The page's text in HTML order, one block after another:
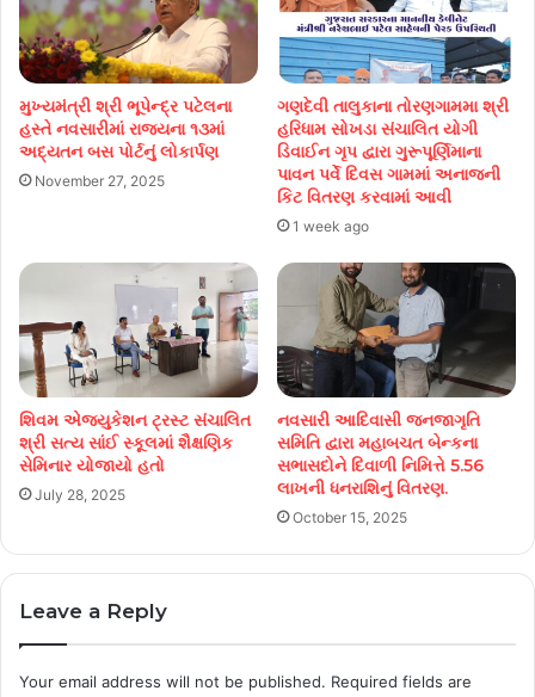
મુખ્યમંત્રી શ્રી ભૂપેન્દ્ર પટેલના
હસ્તે નવસારીમાં રાજ્યના ૧૩માં
અદ્યતન બસ પોર્ટનું લોકાર્પણ
November 27, 2025
ગણદેવી તાલુકાના તોરણગામમા શ્રી
હરિધામ સોખડા સંચાલિત યોગી
ડિવાઈન ગૃપ દ્વારા ગુરૂપૂર્ણિમાના
પાવન પર્વે દિવસ ગામમાં અનાજની
કિટ વિતરણ કરવામાં આવી
1 week ago
શિવમ એજ્યુકેશન ટ્રસ્ટ સંચાલિત
શ્રી સત્ય સાંઈ સ્કૂલમાં શૈક્ષણિક
સેમિનાર યોજાયો હતો
July 28, 2025
નવસારી આદિવાસી જનજાગૃતિ
સમિતિ દ્વારા મહાબચત બેન્કના
સભાસદોને દિવાળી નિમિત્તે 5.56
લાખની ધનરાશિનું વિતરણ.
October 15, 2025
Leave a Reply
Your email address will not be published. Required fields are